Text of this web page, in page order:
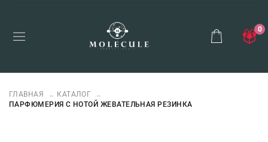
0
ГЛАВНАЯ
КАТАЛОГ
ПАРФЮМЕРИЯ С НОТОЙ ЖЕВАТЕЛЬНАЯ РЕЗИНКА